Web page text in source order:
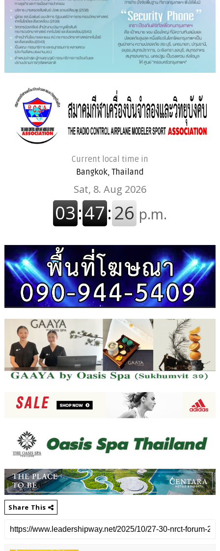
Current local time in
Bangkok, Thailand
Share This